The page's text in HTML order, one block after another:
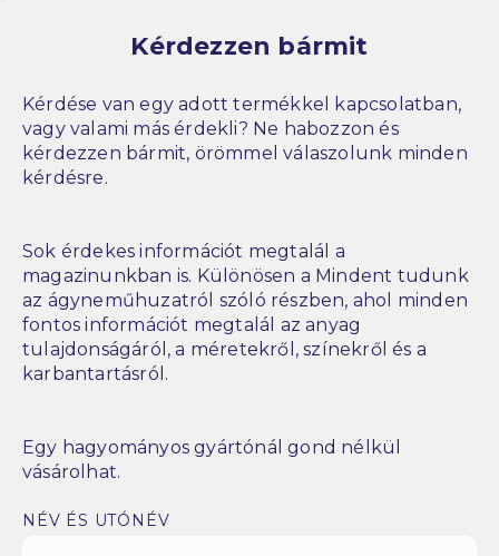
Kérdezzen bármit
Kérdése van egy adott termékkel kapcsolatban,
vagy valami más érdekli? Ne habozzon és
kérdezzen bármit, örömmel válaszolunk minden
kérdésre.
Sok érdekes információt megtalál a
magazinunkban is. Különösen a Mindent tudunk
az ágyneműhuzatról szóló részben, ahol minden
fontos információt megtalál az anyag
tulajdonságáról, a méretekről, színekről és a
karbantartásról.
Egy hagyományos gyártónál gond nélkül
vásárolhat.
NÉV ÉS UTÓNÉV